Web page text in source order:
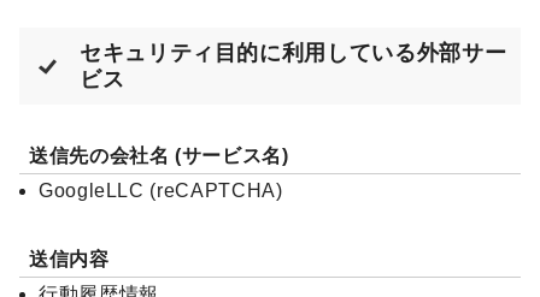
セキュリティ目的に利用している外部サー
ビス
送信先の会社名 (サービス名)
GoogleLLC (reCAPTCHA)
送信内容